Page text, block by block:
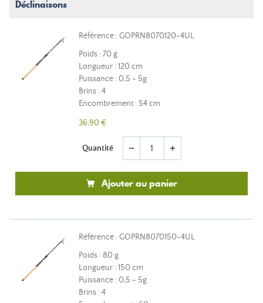
Déclinaisons
Référence : GOPRN8070120-4UL
Poids : 70 g
Longueur : 120 cm
Puissance : 0,5 - 5g
Brins : 4
Encombrement : 54 cm
36,90 €
Quantité remove add
Ajouter au panier
Référence : GOPRN8070150-4UL
Poids : 80 g
Longueur : 150 cm
Puissance : 0,5 - 5g
Brins : 4